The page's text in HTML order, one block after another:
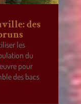
des
les
du
pour
des bacs